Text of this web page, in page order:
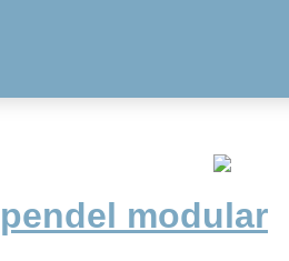
pendel modular